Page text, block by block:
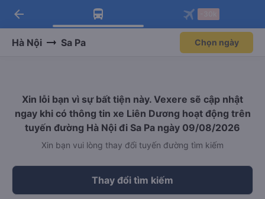
Tải app Vexere ngay!
Nhận ưu đãi thành viên độc
Mở app
Tải app Vexere
-30k/ghế khi đặt vé máy bay qua
Mở app
arrow_back
Hà Nội Sa Pa Chọn ngày
Xin lỗi bạn vì sự bất tiện này. Vexere sẽ cập nhật
ngay khi có thông tin xe Liên Dương hoạt động trên
tuyến đường Hà Nội đi Sa Pa ngày 09/08/2026
Xin bạn vui lòng thay đổi tuyến đường tìm kiếm
Thay đổi tìm kiếm